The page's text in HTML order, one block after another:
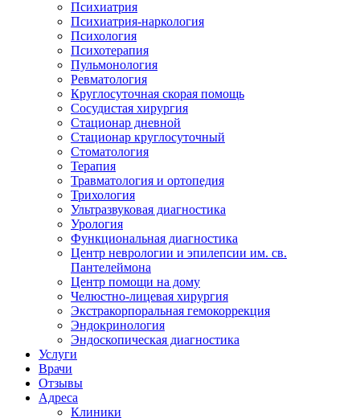
Психиатрия
Психиатрия-наркология
Психология
Психотерапия
Пульмонология
Ревматология
Круглосуточная скорая помощь
Сосудистая хирургия
Стационар дневной
Стационар круглосуточный
Стоматология
Терапия
Травматология и ортопедия
Трихология
Ультразвуковая диагностика
Урология
Функциональная диагностика
Центр неврологии и эпилепсии им. св.
Пантелеймона
Центр помощи на дому
Челюстно-лицевая хирургия
Экстракорпоральная гемокоррекция
Эндокринология
Эндоскопическая диагностика
Услуги
Врачи
Отзывы
Адреса
Клиники